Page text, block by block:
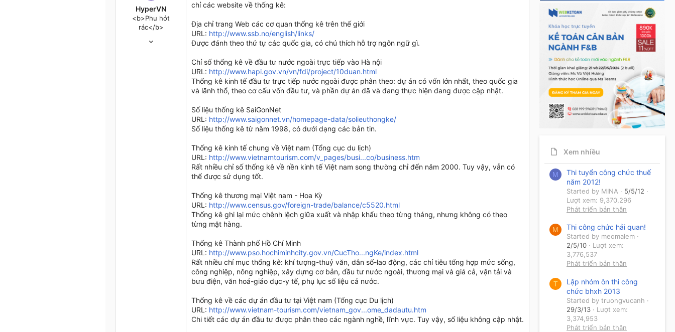
HyperVN
<b>Phu hót
rác</b>
chỉ các website về thống kê:
Địa chỉ trang Web các cơ quan thống kê trên thế giới
URL: http://www.ssb.no/english/links/
Được đánh theo thứ tự các quốc gia, có chú thích hỗ trợ ngôn ngữ gì.
Chỉ số thống kê về đầu tư nước ngoài trực tiếp vào Hà nội
URL: http://www.hapi.gov.vn/vn/fdi/project/10duan.html
Thống kê kinh tế đầu tư trực tiếp nước ngoài được phân theo: dự án có vốn lớn nhất, theo quốc gia
và lãnh thổ, theo cơ cấu vốn đầu tư, và phần dự án đã và đang thực hiện đang được cập nhật.
Số liệu thống kê SaiGonNet
URL: http://www.saigonnet.vn/homepage-data/solieuthongke/
Số liệu thống kê từ năm 1998, có dưới dạng các bản tin.
Thống kê kinh tế chung về Việt nam (Tổng cục du lịch)
URL: http://www.vietnamtourism.com/v_pages/busi...co/business.htm
Rất nhiều chỉ số thống kê về nền kinh tế Việt nam song thường chỉ đến năm 2000. Tuy vậy, vẫn có
thể được sử dụng tốt.
Thống kê thương mại Việt nam - Hoa Kỳ
URL: http://www.census.gov/foreign-trade/balance/c5520.html
Thống kê ghi lại mức chênh lệch giữa xuất và nhập khẩu theo từng tháng, nhưng không có theo
từng mặt hàng.
Thống kê Thành phố Hồ Chí Minh
URL: http://www.pso.hochiminhcity.gov.vn/CucTho...ngKe/index.html
Rất nhiều chỉ mục thống kê: khí tượng-thuỷ văn, dân số-lao động, các chỉ tiêu tổng hợp mức sống,
công nghiệp, nông nghiệp, xây dựng cơ bản, đầu tư nước ngoài, thương mại và giá cả, vận tải và
bưu điện, văn hoá-giáo dục-y tế, phụ lục số liệu cả nước.
Thống kê về các dự án đầu tư tại Việt nam (Tổng cục Du lịch)
URL: http://www.vietnam-tourism.com/vietnam_gov...ome_dadautu.htm
Chi tiết các dự án đầu tư được phân theo các ngành nghề, lĩnh vực. Tuy vậy, số liệu không cập nhật.
Xem nhiều
M
Thi tuyển công chức thuế
năm 2012!
Started by MINA
5/5/12
Lượt xem: 9,370,296
Phát triển bản thân
M Thi công chức hải quan!
Started by meomalem
2/5/10
Lượt xem:
3,776,537
Phát triển bản thân
T
Lập nhóm ôn thi công
chức bhxh 2013
Started by truongvucanh
29/3/13
Lượt xem:
3,374,953
Phát triển bản thân